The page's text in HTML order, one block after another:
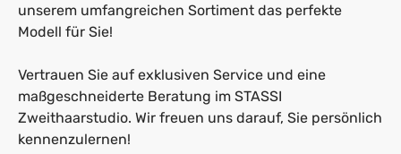
unserem umfangreichen Sortiment das perfekte
Modell für Sie!
Vertrauen Sie auf exklusiven Service und eine
maßgeschneiderte Beratung im STASSI
Zweithaarstudio. Wir freuen uns darauf, Sie persönlich
kennenzulernen!